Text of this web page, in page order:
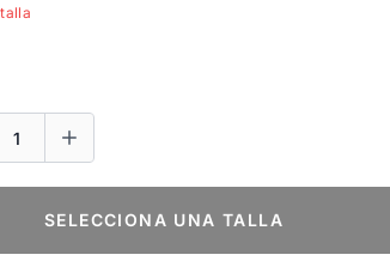
SELECCIONA UNA TALLA